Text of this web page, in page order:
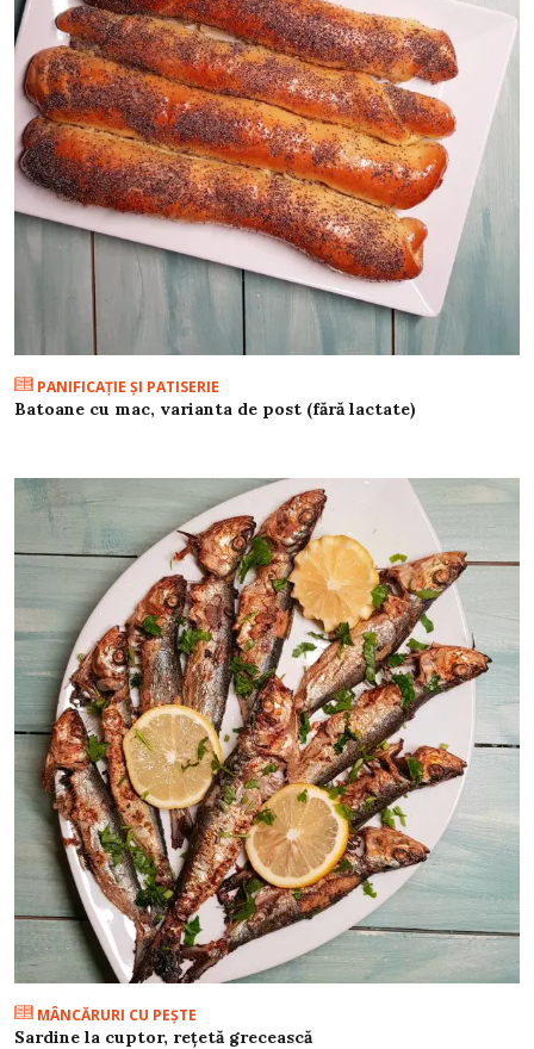
PANIFICAŢIE ŞI PATISERIE
Batoane cu mac, varianta de post (fără lactate)
MÂNCĂRURI CU PEŞTE
Sardine la cuptor, rețetă grecească